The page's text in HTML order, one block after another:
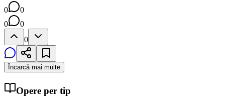
0
0
0
0
0
Încarcă mai multe
Opere per tip